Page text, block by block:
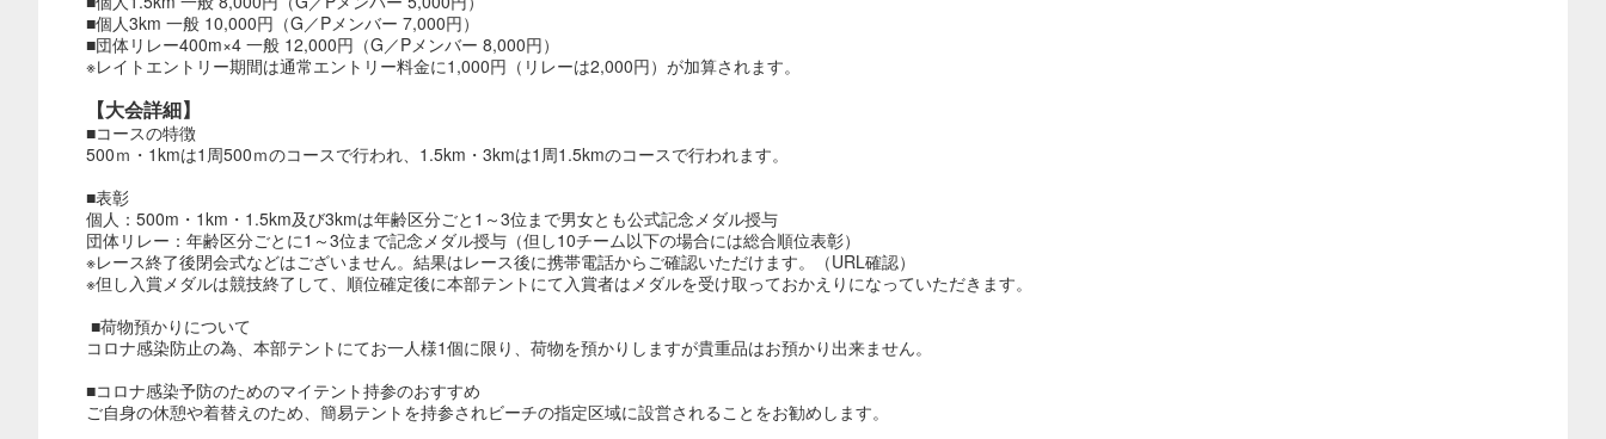
■個人3km 一般 10,000円（G／Pメンバー 7,000円）
■団体リレー400m×4 一般 12,000円（G／Pメンバー 8,000円）
※レイトエントリー期間は通常エントリー料金に1,000円（リレーは2,000円）が加算されます。
【大会詳細】
■コースの特徴
500ｍ・1kmは1周500ｍのコースで行われ、1.5km・3kmは1周1.5kmのコースで行われます。
■表彰
個人：500m・1km・1.5km及び3kmは年齢区分ごと1～3位まで男女とも公式記念メダル授与
団体リレー：年齢区分ごとに1～3位まで記念メダル授与（但し10チーム以下の場合には総合順位表彰）
※レース終了後閉会式などはございません。結果はレース後に携帯電話からご確認いただけます。（URL確認）
※但し入賞メダルは競技終了して、順位確定後に本部テントにて入賞者はメダルを受け取っておかえりになっていただきます。
■荷物預かりについて
コロナ感染防止の為、本部テントにてお一人様1個に限り、荷物を預かりしますが貴重品はお預かり出来ません。
■コロナ感染予防のためのマイテント持参のおすすめ
ご自身の休憩や着替えのため、簡易テントを持参されビーチの指定区域に設営されることをお勧めします。